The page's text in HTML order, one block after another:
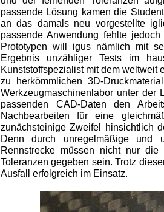
passende Lösung kamen die
an das damals neu vorgestellte
passende Anwendung fehlte
Prototypen will igus nämlich mit
Ergebnis unzähliger Tests im
Kunststoffspezialist mit dem weltweit
zu herkömmlichen 3D-
Werkzeugmaschinenlabor unter
passenden CAD-Daten den
Nachbearbeiten für eine
zunächsteinige Zweifel hinsichtlich
Denn durch unregelmäßige und
Rennstrecke müssen nicht nur die
Toleranzen gegeben sein. Trotz
Ausfall erfolgreich im Einsatz.